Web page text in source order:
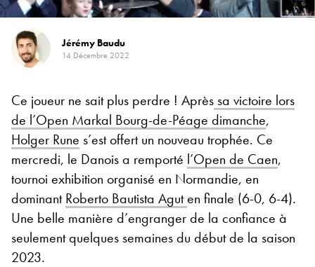
Jérémy Baudu
14 Décembre 2022
Ce joueur ne sait plus perdre ! Après sa victoire lors
de l’Open Markal Bourg-de-Péage dimanche,
Holger Rune s’est offert un nouveau trophée. Ce
mercredi, le Danois a remporté l’Open de Caen,
tournoi exhibition organisé en Normandie, en
dominantRoberto Bautista Aguten finale (6-0, 6-4).
Une belle manière d’engranger de la confiance à
seulement quelques semaines du début de la saison
2023.